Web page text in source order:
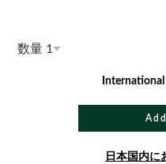
数量
日本国内に